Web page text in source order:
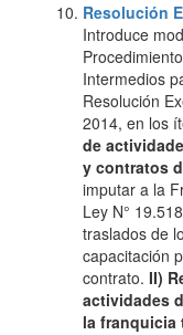
Resolución
Introduce
Intermedios
Resolución
2014, en los
de
y contratos
imputar a la
Ley N°
traslados de
capacitación
contrato. II)
actividades
la franquicia